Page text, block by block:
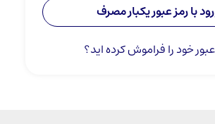
با رمز عبور یکبار مصرف
خود را فراموش کرده اید؟